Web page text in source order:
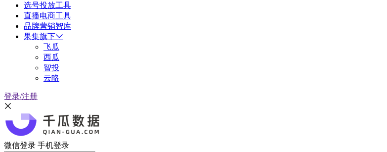
选号投放工具
直播电商工具
品牌营销智库
果集旗下
飞瓜
西瓜
智投
云略
登录/注册
微信登录 手机登录